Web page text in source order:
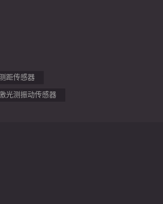
距传感器
光测振动传感器